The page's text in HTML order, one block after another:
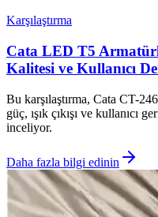
Karşılaştırma
Cata LED T5
Kalitesi ve Kullanıcı
Bu karşılaştırma, Cata CT-
güç, ışık çıkışı ve kullanıcı
inceliyor.
Daha fazla bilgi edinin